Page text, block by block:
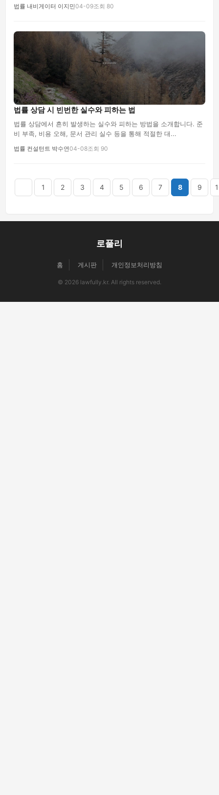
법률 내비게이터 이지민04-09조회 80
법률 상담 시 빈번한 실수와 피하는 법
법률 상담에서 흔히 발생하는 실수와 피하는 방법을 소개합니다. 준
비 부족, 비용 오해, 문서 관리 실수 등을 통해 적절한 대...
법률 컨설턴트 박수연04-08조회 90
1 2 3 4 5 6 7 8 9
로풀리
홈 게시판 개인정보처리방침
© 2026 lawfully.kr. All rights reserved.